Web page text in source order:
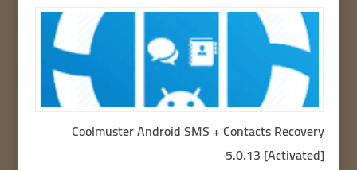
Coolmuster Android SMS + Contacts Recovery
5.0.13 [Activated]